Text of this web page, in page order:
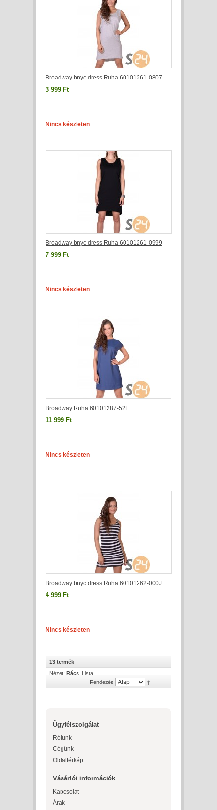
Broadway bnyc dress Ruha 60101261-0807
3 999 Ft
Nincs készleten
Broadway bnyc dress Ruha 60101261-0999
7 999 Ft
Nincs készleten
Broadway Ruha 60101287-52F
11 999 Ft
Nincs készleten
Broadway bnyc dress Ruha 60101262-000J
4 999 Ft
Nincs készleten
13 termék
Nézet: Rács Lista
Rendezés
Ügyfélszolgálat
Rólunk
Cégünk
Oldaltérkép
Vásárlói információk
Kapcsolat
Árak